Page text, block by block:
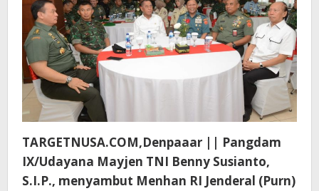
TARGETNUSA.COM,Denpaaar || Pangdam
IX/Udayana Mayjen TNI Benny Susianto,
S.I.P., menyambut Menhan RI Jenderal (Purn)